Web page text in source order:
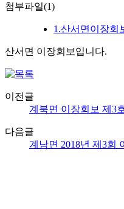
첨부파일(1)
1.산서면이장회
산서면 이장회보입니다.
이전글
계북면 이장회보 제3
다음글
계남면 2018년 제3회